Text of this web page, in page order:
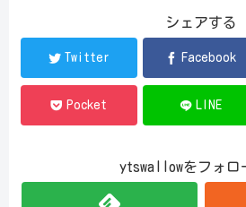
シェアする
Twitter Facebook
Pocket LINE
ytswallowをフォロ